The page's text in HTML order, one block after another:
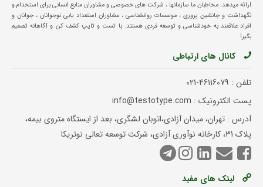
ارائه میدهد. مخاطبان ما سازمانها ، شرکت های خصوصی و مشاوران منابع انسانی برای استخدام و
نگهداشت و جانشین پروری ، موسسات روانشناسی ، مشاوران استعداد یابی نوجوانان ، جوانان و
افراد علاقمند به خودشناسی و توسعه فردی هستند. با تست و تایپ کشف کن و آگاهانه تصمیم
بگیر!
کانال های ارتباطی
تلفن : 021-46116079
پست الکترونیک : info@testotype.com
آدرس : تهران، میدان آزادی،اتوبان لشگری، بعد از ایستگاه متروی بیمه،
پلاک 31، کارخانه نوآوری آزادی، شرکت توسعه تعالی نوتریکا
لینک های مفید